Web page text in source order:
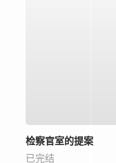
检察官室的提案
已完结